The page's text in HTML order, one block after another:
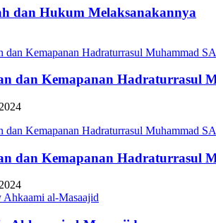
dan Hukum Melaksanakannya
dan Kemapanan Hadraturrasul
dan Kemapanan Hadraturrasul